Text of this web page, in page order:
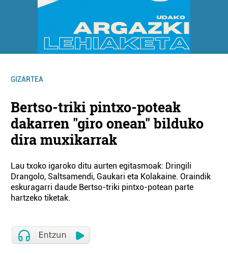
GIZARTEA
Bertso-triki pintxo-poteak
dakarren "giro onean" bilduko
dira muxikarrak
Lau txoko igaroko ditu aurten egitasmoak: Dringili
Drangolo, Saltsamendi, Gaukari eta Kolakaine. Oraindik
eskuragarri daude Bertso-triki pintxo-potean parte
hartzeko tiketak.